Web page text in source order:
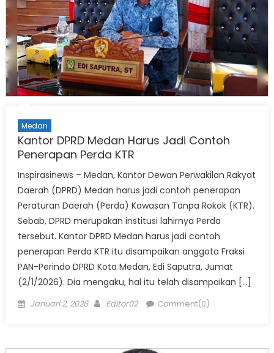
Medan
Kantor DPRD Medan Harus Jadi Contoh
Penerapan Perda KTR
Inspirasinews – Medan, Kantor Dewan Perwakilan Rakyat
Daerah (DPRD) Medan harus jadi contoh penerapan
Peraturan Daerah (Perda) Kawasan Tanpa Rokok (KTR).
Sebab, DPRD merupakan institusi lahirnya Perda
tersebut. Kantor DPRD Medan harus jadi contoh
penerapan Perda KTR itu disampaikan anggota Fraksi
PAN-Perindo DPRD Kota Medan, Edi Saputra, Jumat
(2/1/2026). Dia mengaku, hal itu telah disampaikan […]
Posted
Januari 2, 2026 Author
Editor02 Comment(0)